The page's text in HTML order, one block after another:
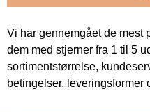
Vi har gennemgået de
dem med stjerner fra 1 til 5
sortimentstørrelse,
betingelser, leveringsformer